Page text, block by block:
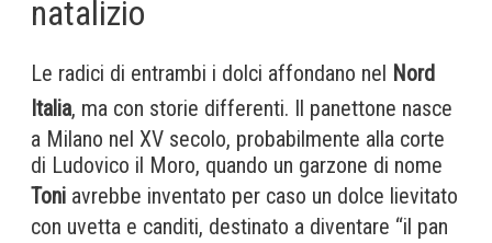
natalizio
Le radici di entrambi i dolci affondano nel Nord
Italia, ma con storie differenti. Il panettone nasce
a Milano nel XV secolo, probabilmente alla corte
di Ludovico il Moro, quando un garzone di nome
Toni avrebbe inventato per caso un dolce lievitato
con uvetta e canditi, destinato a diventare “il pan